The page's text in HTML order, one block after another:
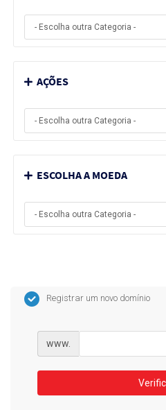
AÇÕES
ESCOLHA A MOEDA
Registrar um novo domínio
www.